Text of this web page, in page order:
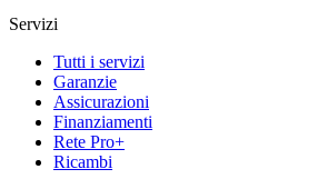
Servizi
Tutti i servizi
Garanzie
Assicurazioni
Finanziamenti
Rete Pro+
Ricambi